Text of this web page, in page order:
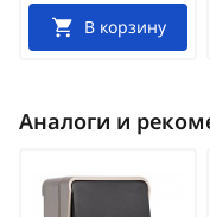
В корзину
Аналоги и